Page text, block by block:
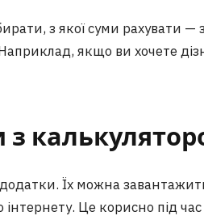
з якої суми рахувати
якщо ви хочете
з
додатки. Їх можна
Це корисно під